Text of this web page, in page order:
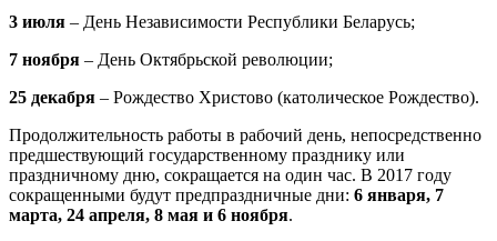
3 июля – День Независимости Республики Беларусь;
7 ноября – День Октябрьской революции;
25 декабря – Рождество Христово (католическое Рождество).
Продолжительность работы в рабочий день, непосредственно
предшествующий государственному празднику или
праздничному дню, сокращается на один час. В 2017 году
сокращенными будут предпраздничные дни: 6 января, 7
марта, 24 апреля, 8 мая и 6 ноября.